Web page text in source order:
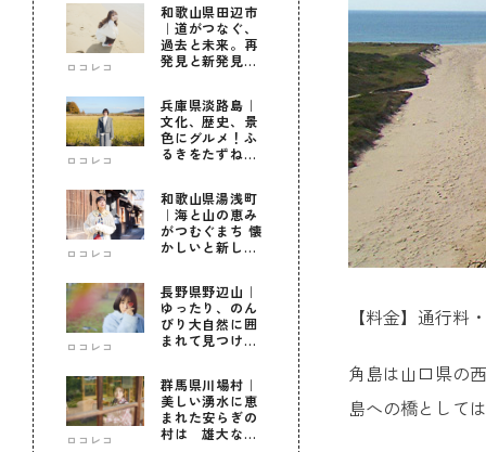
ロコレコ
和歌山県田辺市
｜道がつなぐ、
過去と未来。再
発見と新発見の
ロコレコ
兵庫県淡路島｜
文化、歴史、景
色にグルメ！ふ
るきをたずねて
ロコレコ
和歌山県湯浅町
｜海と山の恵み
がつむぐまち 懐
かしいと新しい
ロコレコ
長野県野辺山｜
ゆったり、のん
びり大自然に囲
まれて見つけ
ロコレコ
群馬県川場村｜
美しい湧水に恵
まれた安らぎの
村は 雄大な自
【料金】通行料
角島は山口県の
島への橋として